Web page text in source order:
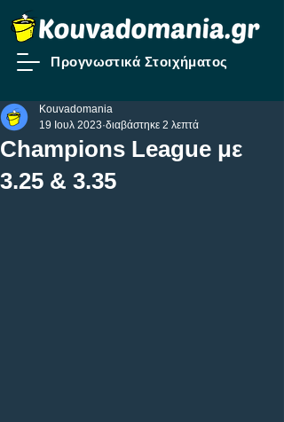
Προγνωστικά Στοιχήματος
Champions League με
3.25 & 3.35
Kouvadomania
19 Ιουλ 2023 διαβάστηκε 2 λεπτά